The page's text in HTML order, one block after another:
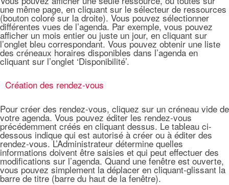
une même page, en cliquant sur le sélecteur de ressources
(bouton coloré sur la droite). Vous pouvez sélectionner
différentes vues de l’agenda. Par exemple, vous pouvez
afficher un mois entier ou juste un jour, en cliquant sur
l’onglet bleu correspondant. Vous pouvez obtenir une liste
des créneaux horaires disponibles dans l’agenda en
cliquant sur l’onglet ‘Disponibilité’.
Création des rendez-vous
Pour créer des rendez-vous, cliquez sur un créneau vide de
votre agenda. Vous pouvez éditer les rendez-vous
précédemment créés en cliquant dessus. Le tableau ci-
dessous indique qui est autorisé à créer ou à éditer des
rendez-vous. L’Administrateur détermine quelles
informations doivent être saisies et qui peut effectuer des
modifications sur l’agenda. Quand une fenêtre est ouverte,
vous pouvez simplement la déplacer en cliquant-glissant la
barre de titre (barre du haut de la fenêtre).